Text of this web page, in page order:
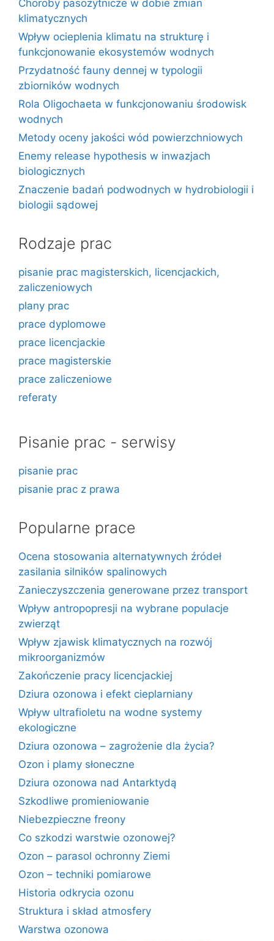
Choroby pasożytnicze w dobie zmian
klimatycznych
Wpływ ocieplenia klimatu na strukturę i
funkcjonowanie ekosystemów wodnych
Przydatność fauny dennej w typologii
zbiorników wodnych
Rola Oligochaeta w funkcjonowaniu środowisk
wodnych
Metody oceny jakości wód powierzchniowych
Enemy release hypothesis w inwazjach
biologicznych
Znaczenie badań podwodnych w hydrobiologii i
biologii sądowej
Rodzaje prac
pisanie prac magisterskich, licencjackich,
zaliczeniowych
plany prac
prace dyplomowe
prace licencjackie
prace magisterskie
prace zaliczeniowe
referaty
Pisanie prac - serwisy
pisanie prac
pisanie prac z prawa
Popularne prace
Ocena stosowania alternatywnych źródeł
zasilania silników spalinowych
Zanieczyszczenia generowane przez transport
Wpływ antropopresji na wybrane populacje
zwierząt
Wpływ zjawisk klimatycznych na rozwój
mikroorganizmów
Zakończenie pracy licencjackiej
Dziura ozonowa i efekt cieplarniany
Wpływ ultrafioletu na wodne systemy
ekologiczne
Dziura ozonowa – zagrożenie dla życia?
Ozon i plamy słoneczne
Dziura ozonowa nad Antarktydą
Szkodliwe promieniowanie
Niebezpieczne freony
Co szkodzi warstwie ozonowej?
Ozon – parasol ochronny Ziemi
Ozon – techniki pomiarowe
Historia odkrycia ozonu
Struktura i skład atmosfery
Warstwa ozonowa